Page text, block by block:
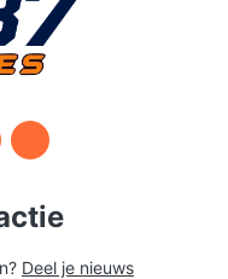
Deel je nieuws